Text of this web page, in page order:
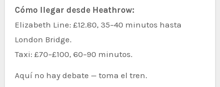
Cómo llegar desde Heathrow:
Elizabeth Line: £12.80, 35–40 minutos hasta
London Bridge.
Taxi: £70–£100, 60–90 minutos.
Aquí no hay debate — toma el tren.